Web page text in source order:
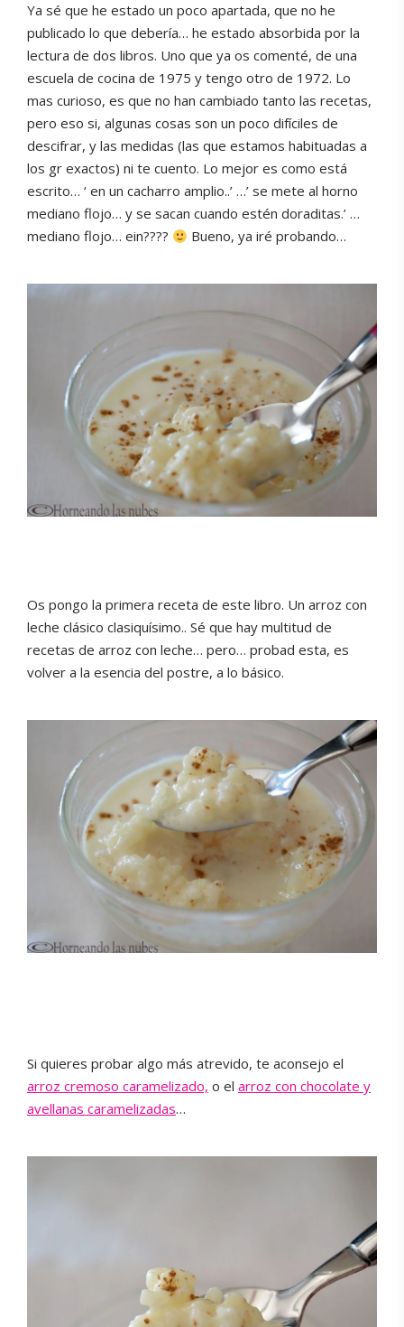
Ya sé que he estado un poco apartada, que no he
publicado lo que debería… he estado absorbida por la
lectura de dos libros. Uno que ya os comenté, de una
escuela de cocina de 1975 y tengo otro de 1972. Lo
mas curioso, es que no han cambiado tanto las recetas,
pero eso si, algunas cosas son un poco difíciles de
descifrar, y las medidas (las que estamos habituadas a
los gr exactos) ni te cuento. Lo mejor es como está
escrito… ‘ en un cacharro amplio..’ …’ se mete al horno
mediano flojo… y se sacan cuando estén doraditas.’ …
mediano flojo… ein????
Bueno, ya iré probando…
Os pongo la primera receta de este libro. Un arroz con
leche clásico clasiquísimo.. Sé que hay multitud de
recetas de arroz con leche… pero… probad esta, es
volver a la esencia del postre, a lo básico.
Si quieres probar algo más atrevido, te aconsejo el
arroz cremoso caramelizado, o el arroz con chocolate y
avellanas caramelizadas…